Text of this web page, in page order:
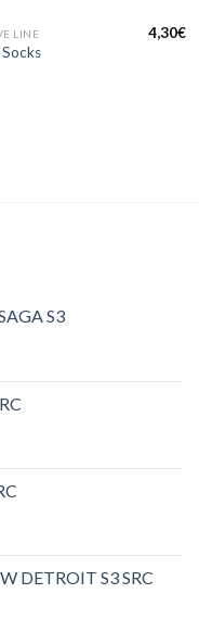
LINE 4,30€
S3
DETROIT S3 SRC